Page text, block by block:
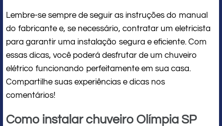
Lembre-se sempre de seguir as instruções do manual
do fabricante e, se necessário, contratar um eletricista
para garantir uma instalação segura e eficiente. Com
essas dicas, você poderá desfrutar de um chuveiro
elétrico funcionando perfeitamente em sua casa.
Compartilhe suas experiências e dicas nos
comentários!
Como instalar chuveiro Olímpia SP